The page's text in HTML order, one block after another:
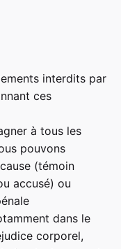
interdits par
ces
à tous les
pouvons
(témoin
accusé) ou
dans le
corporel,